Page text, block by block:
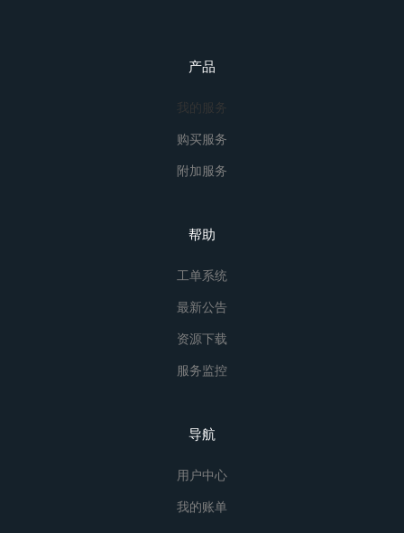
产品
我的服务
购买服务
附加服务
帮助
工单系统
最新公告
资源下载
服务监控
导航
用户中心
我的账单